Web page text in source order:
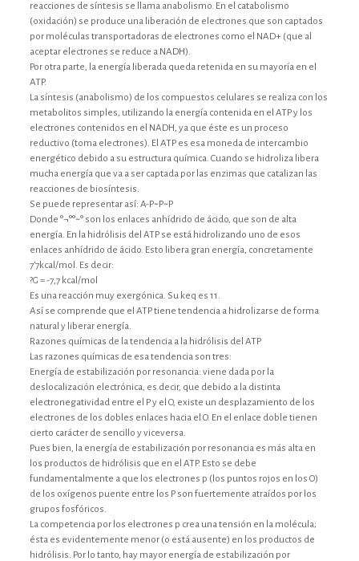
reacciones de síntesis se llama anabolismo. En el catabolismo
(oxidación) se produce una liberación de electrones que son captados
por moléculas transportadoras de electrones como el NAD+ (que al
aceptar electrones se reduce a NADH).
Por otra parte, la energía liberada queda retenida en su mayoría en el
ATP.
La síntesis (anabolismo) de los compuestos celulares se realiza con los
metabolitos simples, utilizando la energía contenida en el ATP y los
electrones contenidos en el NADH, ya que éste es un proceso
reductivo (toma electrones). El ATP es esa moneda de intercambio
energético debido a su estructura química. Cuando se hidroliza libera
mucha energía que va a ser captada por las enzimas que catalizan las
reacciones de biosíntesis.
Se puede representar así: A-P~P~P
Donde °¬°°~° son los enlaces anhídrido de ácido, que son de alta
energía. En la hidrólisis del ATP se está hidrolizando uno de esos
enlaces anhídrido de ácido. Esto libera gran energía, concretamente
7’7kcal/mol. Es decir:
?G = -7,7 kcal/mol
Es una reacción muy exergónica. Su keq es 11.
Así se comprende que el ATP tiene tendencia a hidrolizarse de forma
natural y liberar energía.
Razones químicas de la tendencia a la hidrólisis del ATP
Las razones químicas de esa tendencia son tres:
Energía de estabilización por resonancia: viene dada por la
deslocalización electrónica, es decir, que debido a la distinta
electronegatividad entre el P y el O, existe un desplazamiento de los
electrones de los dobles enlaces hacia el O. En el enlace doble tienen
cierto carácter de sencillo y viceversa.
Pues bien, la energía de estabilización por resonancia es más alta en
los productos de hidrólisis que en el ATP. Esto se debe
fundamentalmente a que los electrones p (los puntos rojos en los O)
de los oxígenos puente entre los P son fuertemente atraídos por los
grupos fosfóricos.
La competencia por los electrones p crea una tensión en la molécula;
ésta es evidentemente menor (o está ausente) en los productos de
hidrólisis. Por lo tanto, hay mayor energía de estabilización por